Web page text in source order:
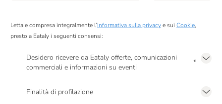
Letta e compresa integralmente l’Informativa sulla privacye sui Cookie,
presto a Eataly i seguenti consensi:
Desidero ricevere da Eataly offerte, comunicazioni
commerciali e informazioni su eventi
*
Finalità di profilazione